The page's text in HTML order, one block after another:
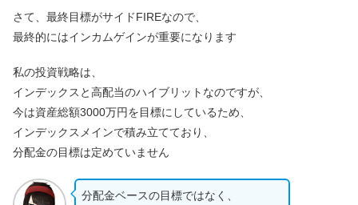
さて、最終目標がサイドFIREなので、
最終的にはインカムゲインが重要になります
私の投資戦略は、
インデックスと高配当のハイブリットなのですが、
今は資産総額3000万円を目標にしているため、
インデックスメインで積み立てており、
分配金の目標は定めていません
分配金ベースの目標ではなく、